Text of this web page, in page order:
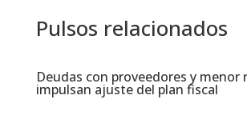
Pulsos relacionados
Deudas con proveedores y menor
impulsan ajuste del plan fiscal​